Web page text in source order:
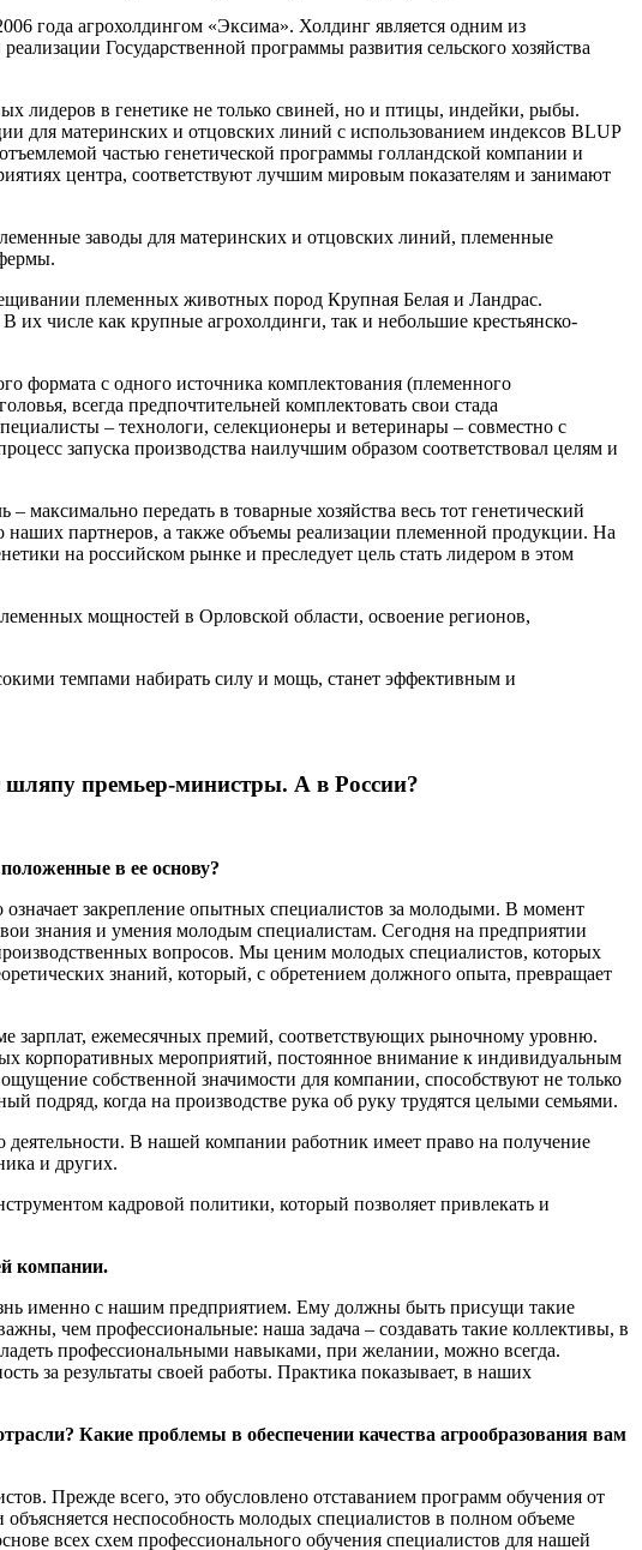
года агрохолдингом «Эксима». Холдинг является одним из
Государственной программы развития сельского хозяйства
лидеров в генетике не только свиней, но и птицы, индейки, рыбы.
для материнских и отцовских линий с использованием индексов BLUP
частью генетической программы голландской компании и
центра, соответствуют лучшим мировым показателям и занимают
заводы для материнских и отцовских линий, племенные
племенных животных пород Крупная Белая и Ландрас.
числе как крупные агрохолдинги, так и небольшие крестьянско-
формата с одного источника комплектования (племенного
всегда предпочтительней комплектовать свои стада
– технологи, селекционеры и ветеринары – совместно с
запуска производства наилучшим образом соответствовал целям и
передать в товарные хозяйства весь тот генетический
партнеров, а также объемы реализации племенной продукции. На
на российском рынке и преследует цель стать лидером в этом
мощностей в Орловской области, освоение регионов,
темпами набирать силу и мощь, станет эффективным и
премьер-министры. А в России?
в ее основу?
закрепление опытных специалистов за молодыми. В момент
знания и умения молодым специалистам. Сегодня на предприятии
вопросов. Мы ценим молодых специалистов, которых
знаний, который, с обретением должного опыта, превращает
зарплат, ежемесячных премий, соответствующих рыночному уровню.
корпоративных мероприятий, постоянное внимание к индивидуальным
собственной значимости для компании, способствуют не только
подряд, когда на производстве рука об руку трудятся целыми семьями.
В нашей компании работник имеет право на получение
и других.
кадровой политики, который позволяет привлекать и
компании.
именно с нашим предприятием. Ему должны быть присущи такие
чем профессиональные: наша задача – создавать такие коллективы, в
профессиональными навыками, при желании, можно всегда.
за результаты своей работы. Практика показывает, в наших
Какие проблемы в обеспечении качества агрообразования вам
Прежде всего, это обусловлено отставанием программ обучения от
неспособность молодых специалистов в полном объеме
всех схем профессионального обучения специалистов для нашей